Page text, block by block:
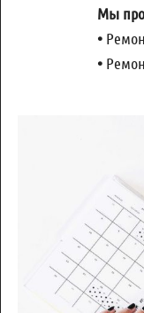
Мы
•
•